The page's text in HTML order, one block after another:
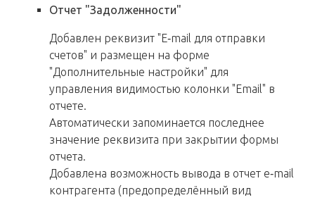
Отчет "Задолженности"
Добавлен реквизит "E‑mail для отправки
счетов" и размещен на форме
"Дополнительные настройки" для
управления видимостью колонки "Email" в
отчете.
Автоматически запоминается последнее
значение реквизита при закрытии формы
отчета.
Добавлена возможность вывода в отчет e‑mail
контрагента (предопределённый вид